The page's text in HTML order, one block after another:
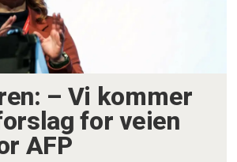
– Vi kommer
for veien
AFP